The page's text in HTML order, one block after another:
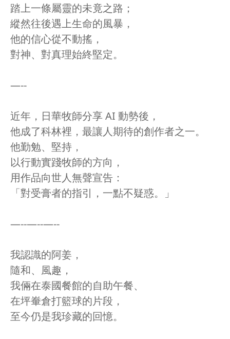
踏上一條屬靈的未竟之路；
縱然往後遇上生命的風暴，
他的信心從不動搖，
對神、對真理始終堅定。
—--
近年，日華牧師分享 AI 動勢後，
他成了科林裡，最讓人期待的創作者之一。
他勤勉、堅持，
以行動實踐牧師的方向，
用作品向世人無聲宣告：
「對受膏者的指引，一點不疑惑。」
—--—--—--
我認識的阿姜，
隨和、風趣，
我倆在泰國餐館的自助午餐、
在坪輋倉打籃球的片段，
至今仍是我珍藏的回憶。